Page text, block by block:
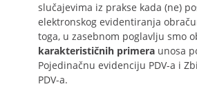
slučajevima iz prakse kada (ne)
elektronskog evidentiranja
toga, u zasebnom poglavlju smo
karakterističnih primera unosa
Pojedinačnu evidenciju PDV-a i
PDV-a.